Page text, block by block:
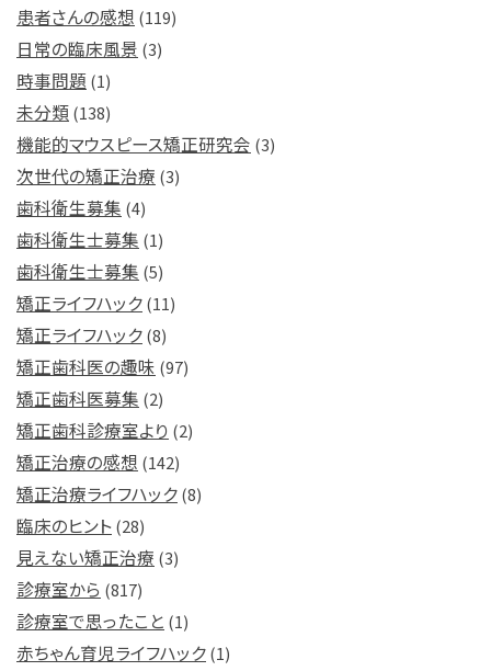
患者さんの感想 (119)
日常の臨床風景 (3)
時事問題 (1)
未分類(138)
機能的マウスピース矯正研究会 (3)
次世代の矯正治療 (3)
歯科衛生募集 (4)
歯科衛生士募集 (1)
歯科衛生士募集 (5)
矯正ライフハック(11)
矯正ライフハック(8)
矯正歯科医の趣味 (97)
矯正歯科医募集 (2)
矯正歯科診療室より (2)
矯正治療の感想 (142)
矯正治療ライフハック(8)
臨床のヒント(28)
見えない矯正治療 (3)
診療室から (817)
診療室で思ったこと (1)
赤ちゃん育児ライフハック(1)